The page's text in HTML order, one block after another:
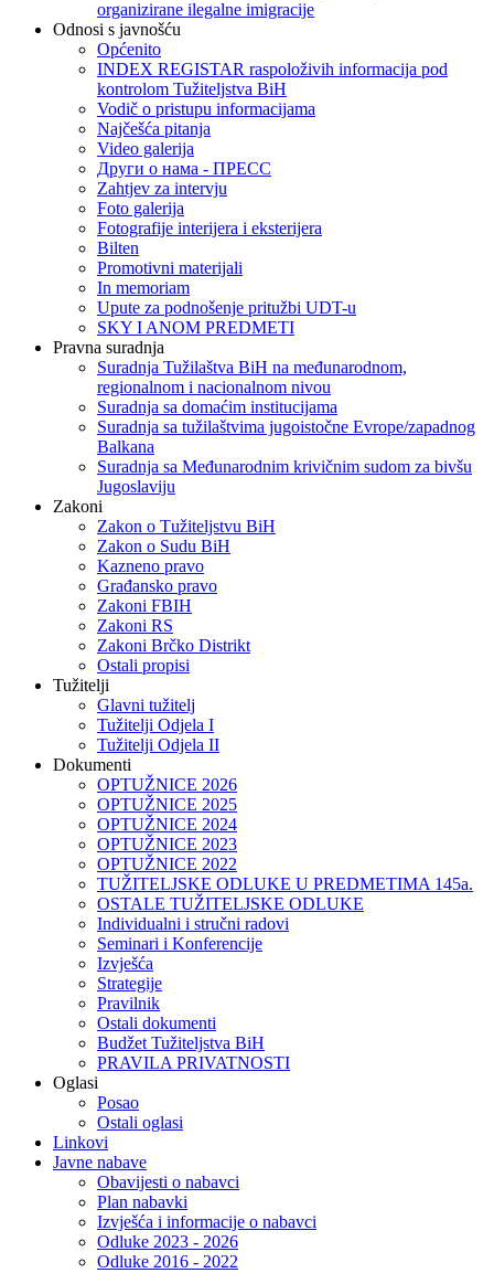
organizirane ilegalne imigracije
Odnosi s javnošću
Općenito
INDEX REGISTAR raspoloživih informacija pod
kontrolom Tužiteljstva BiH
Vodič o pristupu informacijama
Najčešća pitanja
Video galerija
Други о нама - ПРЕСC
Zahtjev za intervju
Foto galerija
Fotografije interijera i eksterijera
Bilten
Promotivni materijali
In memoriam
Upute za podnošenje pritužbi UDT-u
SKY I ANOM PREDMETI
Pravna suradnja
Suradnja Tužilaštva BiH na međunarodnom,
regionalnom i nacionalnom nivou
Suradnja sa domaćim institucijama
Suradnja sa tužilaštvima jugoistočne Evrope/zapadnog
Balkana
Suradnja sa Međunarodnim krivičnim sudom za bivšu
Jugoslaviju
Zakoni
Zakon o Тužiteljstvu BiH
Zakon o Sudu BiH
Kazneno pravo
Građansko pravo
Zakoni FBIH
Zakoni RS
Zakoni Brčko Distrikt
Ostali propisi
Tužitelji
Glavni tužitelj
Tužitelji Odjela I
Tužitelji Odjela II
Dokumenti
OPTUŽNICE 2026
OPTUŽNICE 2025
OPTUŽNICE 2024
OPTUŽNICE 2023
OPTUŽNICE 2022
TUŽITELJSKE ODLUKE U PREDMETIMA 145a.
OSTALE TUŽITELJSKE ODLUKE
Individualni i stručni radovi
Seminari i Konferencije
Izvješća
Strategije
Pravilnik
Ostali dokumenti
Budžet Tužiteljstva BiH
PRAVILA PRIVATNOSTI
Oglasi
Posao
Ostali oglasi
Linkovi
Javne nabave
Obavijesti o nabavci
Plan nabavki
Izvješća i informacije o nabavci
Odluke 2023 - 2026
Odluke 2016 - 2022